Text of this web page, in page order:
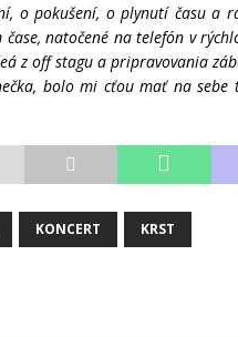
o pokušení, o plynutí času a
natočené na telefón v
z off stagu a pripravovania
bolo mi cťou mať na sebe
KONCERT KRST